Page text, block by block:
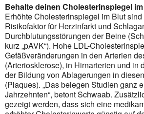
Behalte deinen Cholesterinspiegel
Erhöhte Cholesterinspiegel im Blut
Risikofaktor für Herzinfarkt und
Durchblutungsstörungen der Beine
kurz „pAVK“). Hohe LDL-
Gefäßveränderungen in den Arterien
(Arteriosklerose), in Hirnarterien und in
der Bildung von Ablagerungen in
(Plaques). „Das belegen Studien ganz
Jahrzehnten“, betont Schwaab.
gezeigt werden, dass sich eine